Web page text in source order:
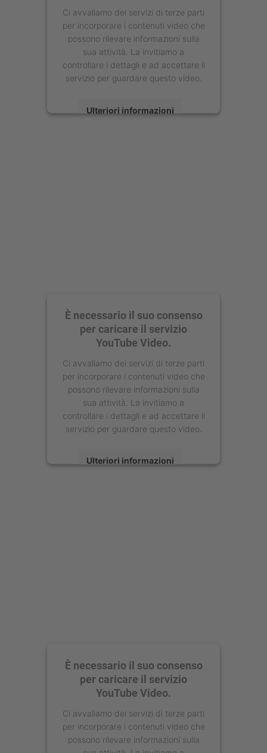
Ci avvaliamo dei servizi di terze parti
per incorporare i contenuti video che
possono rilevare informazioni sulla
sua attività. La invitiamo a
controllare i dettagli e ad accettare il
servizio per guardare questo video.
Ulteriori informazioni
È necessario il suo consenso
per caricare il servizio
YouTube Video.
Ci avvaliamo dei servizi di terze parti
per incorporare i contenuti video che
possono rilevare informazioni sulla
sua attività. La invitiamo a
controllare i dettagli e ad accettare il
servizio per guardare questo video.
Ulteriori informazioni
È necessario il suo consenso
per caricare il servizio
YouTube Video.
Ci avvaliamo dei servizi di terze parti
per incorporare i contenuti video che
possono rilevare informazioni sulla